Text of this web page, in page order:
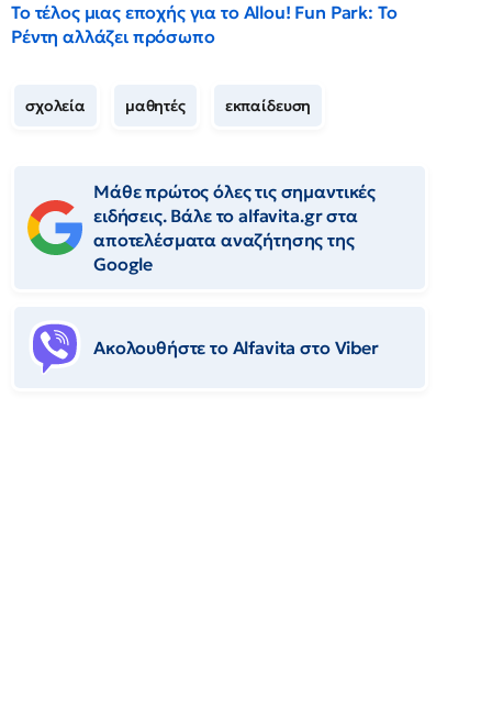
Το τέλος μιας εποχής για το Allou! Fun Park: Το
Ρέντη αλλάζει πρόσωπο
σχολεία μαθητές εκπαίδευση
Μάθε πρώτος όλες τις σημαντικές
ειδήσεις. Βάλε το alfavita.gr στα
αποτελέσματα αναζήτησης της
Google
Ακολουθήστε το Αlfavita στο Viber